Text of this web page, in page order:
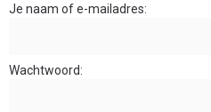
Je naam of e-mailadres
Wachtwoord